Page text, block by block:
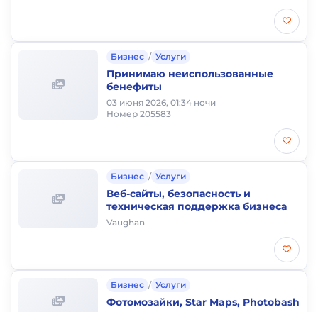
Бизнес / Услуги
Принимаю неиспользованные
бенефиты
03 июня 2026, 01:34 ночи
Номер 205583
Бизнес / Услуги
Веб-сайты, безопасность и
техническая поддержка бизнеса
Vaughan
Бизнес / Услуги
Фотомозайки, Star Maps, Photobash